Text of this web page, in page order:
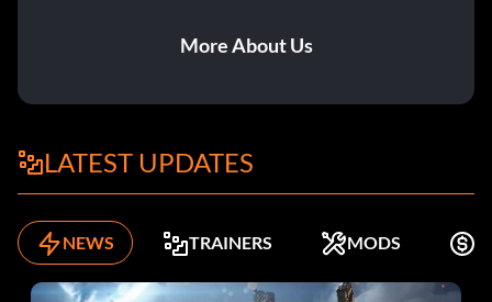
More About Us
LATEST UPDATES
NEWS TRAINERS MODS